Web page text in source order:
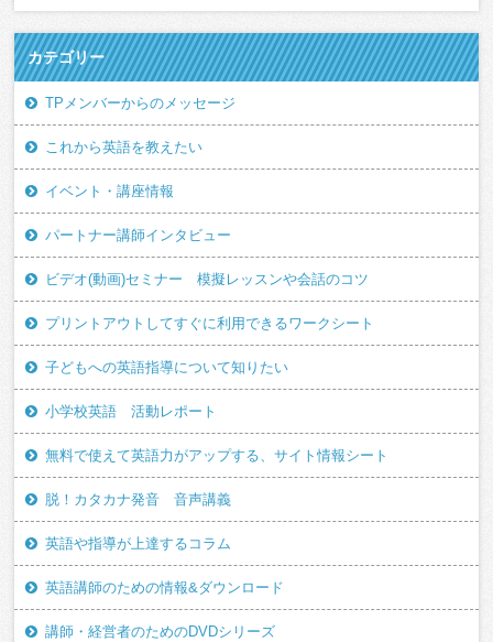
カテゴリー
TPメンバーからのメッセージ
これから英語を教えたい
イベント・講座情報
パートナー講師インタビュー
ビデオ(動画)セミナー 模擬レッスンや会話のコツ
プリントアウトしてすぐに利用できるワークシート
子どもへの英語指導について知りたい
小学校英語 活動レポート
無料で使えて英語力がアップする、サイト情報シート
脱！カタカナ発音 音声講義
英語や指導が上達するコラム
英語講師のための情報&ダウンロード
講師・経営者のためのDVDシリーズ